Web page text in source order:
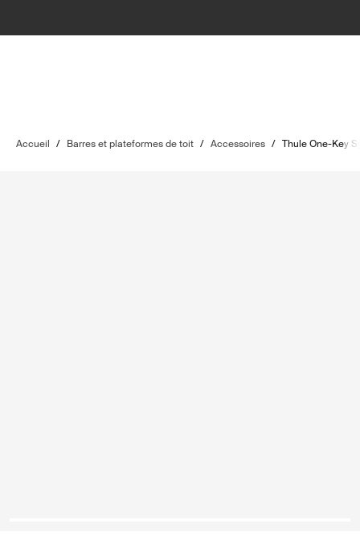
Accueil / Barres et plateformes de toit / Accessoires / Thule One-Key